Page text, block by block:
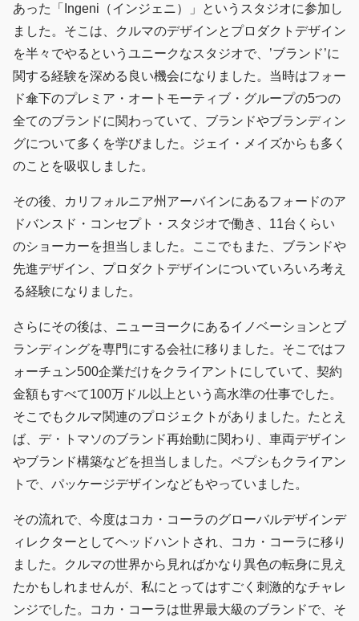
あった「Ingeni（インジェニ）」というスタジオに参加し
ました。そこは、クルマのデザインとプロダクトデザイン
を半々でやるというユニークなスタジオで、’ブランド’に
関する経験を深める良い機会になりました。当時はフォー
ド傘下のプレミア・オートモーティブ・グループの5つの
全てのブランドに関わっていて、ブランドやブランディン
グについて多くを学びました。ジェイ・メイズからも多く
のことを吸収しました。
その後、カリフォルニア州アーバインにあるフォードのア
ドバンスド・コンセプト・スタジオで働き、11台くらい
のショーカーを担当しました。ここでもまた、ブランドや
先進デザイン、プロダクトデザインについていろいろ考え
る経験になりました。
さらにその後は、ニューヨークにあるイノベーションとブ
ランディングを専門にする会社に移りました。そこではフ
ォーチュン500企業だけをクライアントにしていて、契約
金額もすべて100万ドル以上という高水準の仕事でした。
そこでもクルマ関連のプロジェクトがありました。たとえ
ば、デ・トマソのブランド再始動に関わり、車両デザイン
やブランド構築などを担当しました。ペプシもクライアン
トで、パッケージデザインなどもやっていました。
その流れで、今度はコカ・コーラのグローバルデザインデ
ィレクターとしてヘッドハントされ、コカ・コーラに移り
ました。クルマの世界から見ればかなり異色の転身に見え
たかもしれませんが、私にとってはすごく刺激的なチャレ
ンジでした。コカ・コーラは世界最大級のブランドで、そ